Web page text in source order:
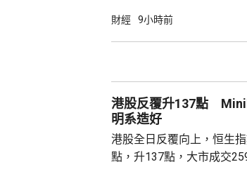
強硬，造成拉鋸局面，致成
多項資金管理措施令股市
趨觀望，部分業主...
財經 9小時前
港股反覆升137點
明系造好
港股全日反覆向上，恒生
點，升137點，大市成交